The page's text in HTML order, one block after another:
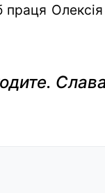
Олексія